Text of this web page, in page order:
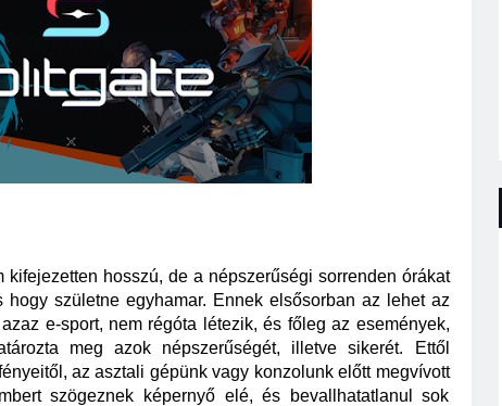
hosszú, de a népszerűségi sorrenden órákat
hogy születne egyhamar. Ennek elsősorban az lehet az
e-sport, nem régóta létezik, és főleg az események,
meg azok népszerűségét, illetve sikerét. Ettől
az asztali gépünk vagy konzolunk előtt megvívott
szögeznek képernyő elé, és bevallhatatlanul sok